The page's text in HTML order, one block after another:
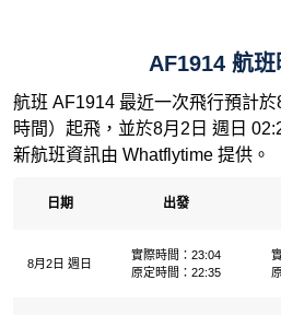
AF1914 航
航班 AF1914 最近一次飛行預計
時間）起飛，並於8月2日 週日
新航班資訊由 Whatflytime 提供。
日期 出發
8月2日 週日
實際時間：23:04
原定時間：22:35